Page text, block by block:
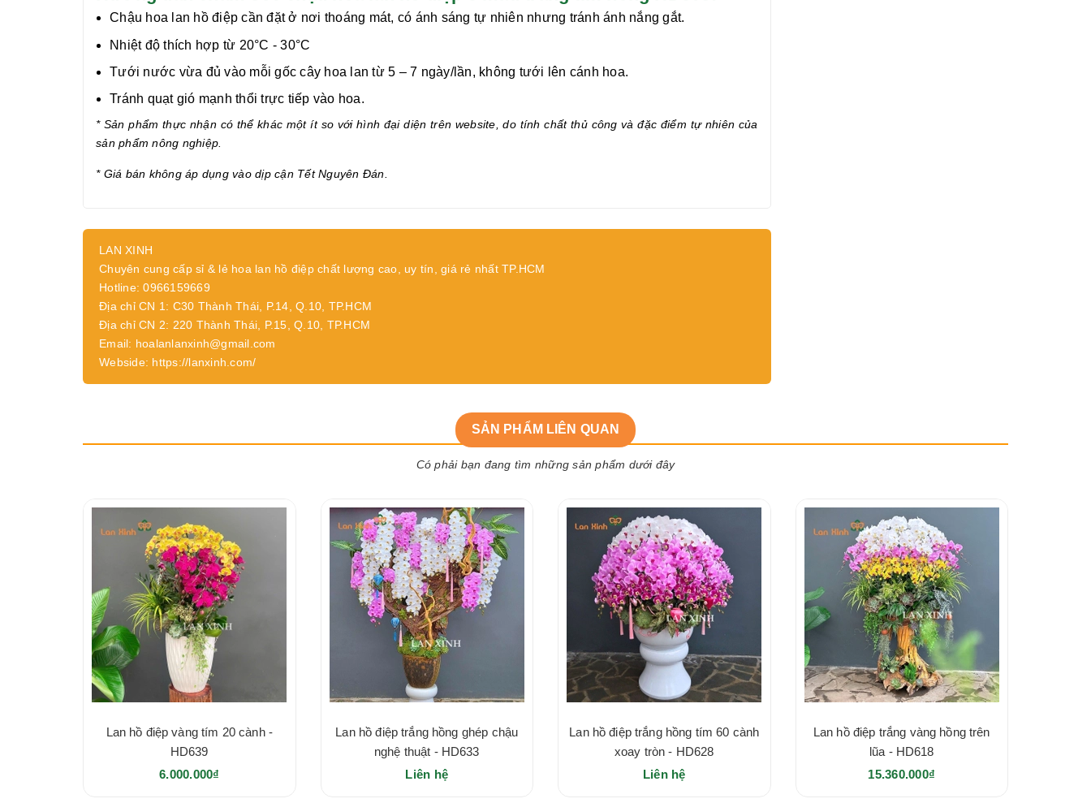
Chậu hoa lan hồ điệp cần đặt ở nơi thoáng mát, có ánh sáng tự nhiên nhưng tránh ánh nắng gắt.
Nhiệt độ thích hợp từ 20°C - 30°C
Tưới nước vừa đủ vào mỗi gốc cây hoa lan từ 5 – 7 ngày/lần, không tưới lên cánh hoa.
Tránh quạt gió mạnh thổi trực tiếp vào hoa.
* Sản phẩm thực nhận có thể khác một ít so với hình đại diện trên website, do tính chất thủ công và đặc điểm tự nhiên của
sản phẩm nông nghiệp.
* Giá bán không áp dụng vào dịp cận Tết Nguyên Đán.
LAN XINH
Chuyên cung cấp sỉ & lẻ hoa lan hồ điệp chất lượng cao, uy tín, giá rẻ nhất TP.HCM
Hotline: 0966159669
Địa chỉ CN 1: C30 Thành Thái, P.14, Q.10, TP.HCM
Địa chỉ CN 2: 220 Thành Thái, P.15, Q.10, TP.HCM
Email: hoalanlanxinh@gmail.com
Webside: https://lanxinh.com/
SẢN PHẨM LIÊN QUAN
Có phải bạn đang tìm những sản phẩm dưới đây
Lan hồ điệp vàng tím 20 cành -
HD639
6.000.000₫
Lan hồ điệp trắng hồng ghép chậu
nghệ thuật - HD633
Liên hệ
Lan hồ điệp trắng hồng tím 60 cành
xoay tròn - HD628
Liên hệ
Lan hồ điệp trắng vàng hồng trên
lũa - HD618
15.360.000₫